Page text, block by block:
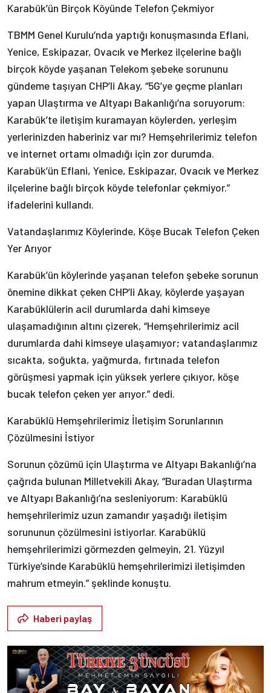
Karabük’ün Birçok Köyünde Telefon Çekmiyor
TBMM Genel Kurulu’nda yaptığı konuşmasında Eflani,
Yenice, Eskipazar, Ovacık ve Merkez ilçelerine bağlı
birçok köyde yaşanan Telekom şebeke sorununu
gündeme taşıyan CHP’li Akay, “5G’ye geçme planları
yapan Ulaştırma ve Altyapı Bakanlığı’na soruyorum:
Karabük’te iletişim kuramayan köylerden, yerleşim
yerlerinizden haberiniz var mı? Hemşehrilerimiz telefon
ve internet ortamı olmadığı için zor durumda.
Karabük’ün Eflani, Yenice, Eskipazar, Ovacık ve Merkez
ilçelerine bağlı birçok köyde telefonlar çekmiyor.”
ifadelerini kullandı.
Vatandaşlarımız Köylerinde, Köşe Bucak Telefon Çeken
Yer Arıyor
Karabük’ün köylerinde yaşanan telefon şebeke sorunun
önemine dikkat çeken CHP’li Akay, köylerde yaşayan
Karabüklülerin acil durumlarda dahi kimseye
ulaşamadığının altını çizerek, “Hemşehrilerimiz acil
durumlarda dahi kimseye ulaşamıyor; vatandaşlarımız
sıcakta, soğukta, yağmurda, fırtınada telefon
görüşmesi yapmak için yüksek yerlere çıkıyor, köşe
bucak telefon çeken yer arıyor.” dedi.
Karabüklü Hemşehrilerimiz İletişim Sorunlarının
Çözülmesini İstiyor
Sorunun çözümü için Ulaştırma ve Altyapı Bakanlığı’na
çağrıda bulunan Milletvekili Akay, “Buradan Ulaştırma
ve Altyapı Bakanlığı’na sesleniyorum: Karabüklü
hemşehrilerimiz uzun zamandır yaşadığı iletişim
sorununun çözülmesini istiyorlar. Karabüklü
hemşehrilerimizi görmezden gelmeyin, 21. Yüzyıl
Türkiye’sinde Karabüklü hemşehrilerimizi iletişimden
mahrum etmeyin.” şeklinde konuştu.
Haberi paylaş